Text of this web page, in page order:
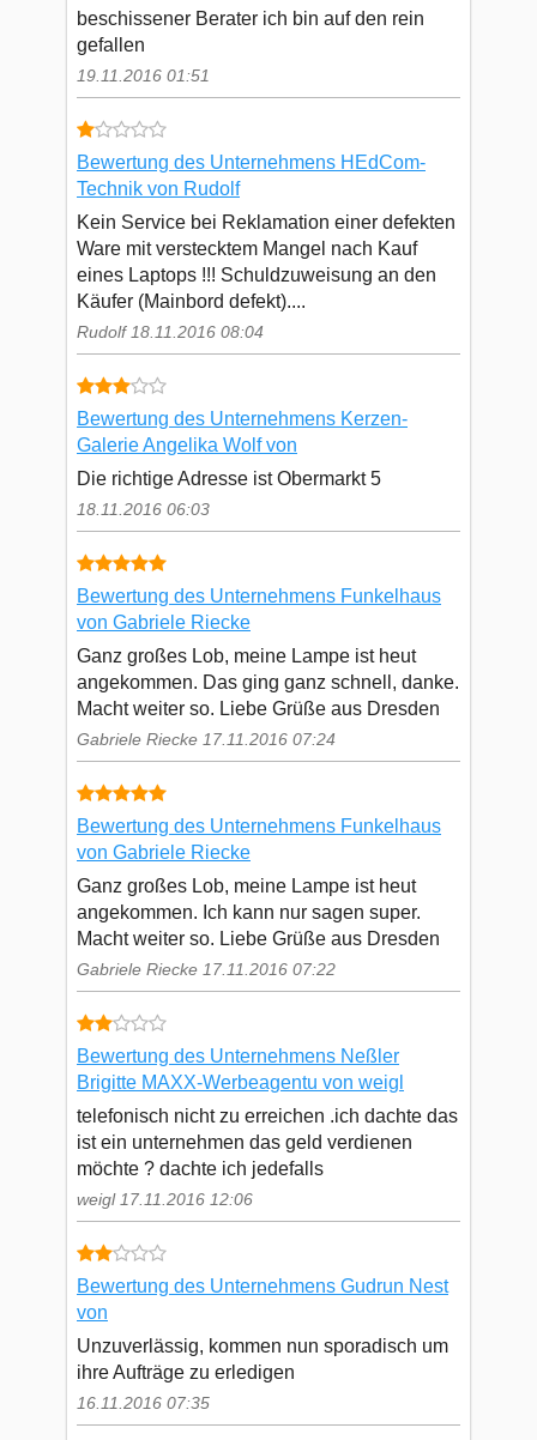
beschissener Berater ich bin auf den rein
gefallen
19.11.2016 01:51
Bewertung des Unternehmens HEdCom-
Technik von Rudolf
Kein Service bei Reklamation einer defekten
Ware mit verstecktem Mangel nach Kauf
eines Laptops !!! Schuldzuweisung an den
Käufer (Mainbord defekt)....
Rudolf 18.11.2016 08:04
Bewertung des Unternehmens Kerzen-
Galerie Angelika Wolf von
Die richtige Adresse ist Obermarkt 5
18.11.2016 06:03
Bewertung des Unternehmens Funkelhaus
von Gabriele Riecke
Ganz großes Lob, meine Lampe ist heut
angekommen. Das ging ganz schnell, danke.
Macht weiter so. Liebe Grüße aus Dresden
Gabriele Riecke 17.11.2016 07:24
Bewertung des Unternehmens Funkelhaus
von Gabriele Riecke
Ganz großes Lob, meine Lampe ist heut
angekommen. Ich kann nur sagen super.
Macht weiter so. Liebe Grüße aus Dresden
Gabriele Riecke 17.11.2016 07:22
Bewertung des Unternehmens Neßler
Brigitte MAXX-Werbeagentu von weigl
telefonisch nicht zu erreichen .ich dachte das
ist ein unternehmen das geld verdienen
möchte ? dachte ich jedefalls
weigl 17.11.2016 12:06
Bewertung des Unternehmens Gudrun Nest
von
Unzuverlässig, kommen nun sporadisch um
ihre Aufträge zu erledigen
16.11.2016 07:35